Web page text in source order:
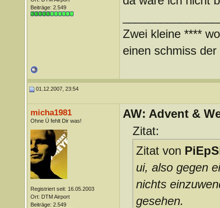
Beiträge: 2.549
Zwei kleine ****
einen schmiss
01.12.2007, 23:54
micha1981
Ohne Ü fehlt Dir was!
Registriert seit: 16.05.2003
Ort: DTM Airport
Beiträge: 2.549
AW: Advent &
Zitat:
Zitat von
ui, also gegen
nichts
gesehen.